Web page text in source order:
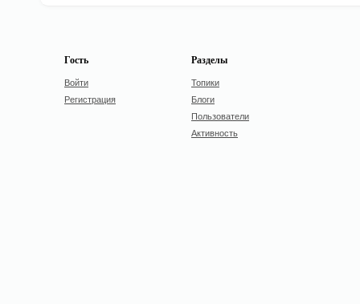
Гость
Войти
Регистрация
Разделы
Топики
Блоги
Пользователи
Активность